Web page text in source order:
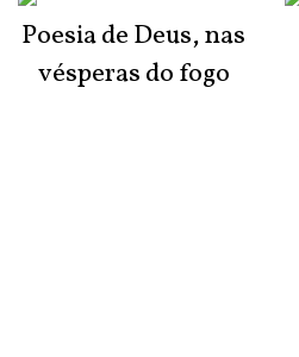
Poesia de Deus, nas
vésperas do fogo